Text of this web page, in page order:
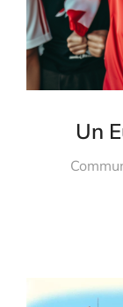
Un